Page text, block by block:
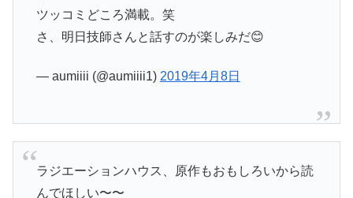
ツッコミどころ満載。笑
さ、明日技師さんと話すのが楽しみだ😊
— aumiiii (@aumiiii1) 2019年4月8日
ラジエーションハウス、原作もおもしろいから読
んでほしい〜〜